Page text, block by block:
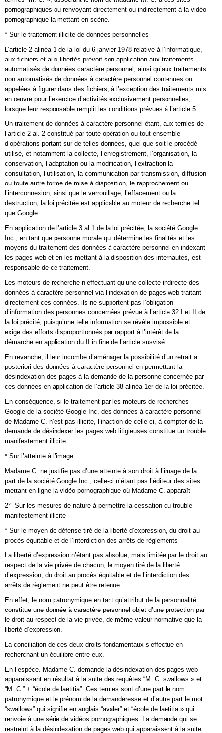
pornographiques ou renvoyant directement ou indirectement à la vidéo
pornographique la mettant en scène.
* Sur le traitement illicite de données personnelles
L’article 2 alinéa 1 de la loi du 6 janvier 1978 relative à l’informatique,
aux fichiers et aux libertés prévoit son application aux traitements
automatisés de données caractère personnel, ainsi qu’aux traitements
non automatisés de données à caractère personnel contenues ou
appelées à figurer dans des fichiers, à l’exception des traitements mis
en œuvre pour l’exercice d’activités exclusivement personnelles,
lorsque leur responsable remplit les conditions prévues à l’article 5.
Un traitement de données à caractère personnel étant, aux ternies de
l’article 2 al. 2 constitué par toute opération ou tout ensemble
d’opérations portant sur de telles données, quel que soit le procédé
utilisé, et notamment la collecte, l’enregistrement, l’organisation, la
conservation, l’adaptation ou la modification, l’extraction la
consultation, l’utilisation, la communication par transmission, diffusion
ou toute autre forme de mise à disposition, le rapprochement ou
l’interconnexion, ainsi que le verrouillage, l’effacement ou la
destruction, la loi précitée est applicable au moteur de recherche tel
que Google.
En application de l’article 3 al.1 de la loi précitée, la société Google
Inc., en tant que personne morale qui détermine les finalités et les
moyens du traitement des données à caractère personnel en indexant
les pages web et en les mettant à la disposition des internautes, est
responsable de ce traitement.
Les moteurs de recherche n’effectuant qu’une collecte indirecte des
données à caractère personnel via l’indexation de pages web traitant
directement ces données, ils ne supportent pas l’obligation
d’information des personnes concernées prévue à l’article 32 I et II de
la loi précité, puisqu’une telle information se révèle impossible et
exige des efforts disproportionnés par rapport à l’intérêt de la
démarche en application du II in fine de l’article susvisé.
En revanche, il leur incombe d’aménager la possibilité d’un retrait a
posteriori des données à caractère personnel en permettant la
désindexation des pages à la demande de la personne concernée par
ces données en application de l’article 38 alinéa 1er de la loi précitée.
En conséquence, si le traitement par les moteurs de recherches
Google de la société Google Inc. des données à caractère personnel
de Madame C. n’est pas illicite, l’inaction de celle-ci, à compter de la
demande de désindexer les pages web litigieuses constitue un trouble
manifestement illicite.
* Sur l’atteinte à l’image
Madame C. ne justifie pas d’une atteinte à son droit à l’image de la
part de la société Google Inc., celle-ci n’étant pas l’éditeur des sites
mettant en ligne la vidéo pornographique où Madame C. apparaît
2°- Sur les mesures de nature à permettre la cessation du trouble
manifestement illicite
* Sur le moyen de défense tiré de la liberté d’expression, du droit au
procès équitable et de l’interdiction des arrêts de règlements
La liberté d’expression n’étant pas absolue, mais limitée par le droit au
respect de la vie privée de chacun, le moyen tiré de la liberté
d’expression, du droit au procès équitable et de l’interdiction des
arrêts de règlement ne peut être retenue.
En effet, le nom patronymique en tant qu’attribut de la personnalité
constitue une donnée à caractère personnel objet d’une protection par
le droit au respect de la vie privée, de même valeur normative que la
liberté d’expression.
La conciliation de ces deux droits fondamentaux s’effectue en
recherchant un équilibre entre eux.
En l’espèce, Madame C. demande la désindexation des pages web
apparaissant en résultat à la suite des requêtes “M. C. swallows » et
“M. C.” + “école de laetitia”. Ces termes sont d’une part le nom
patronymique et le prénom de la demanderesse et d’autre part le mot
“swallows” qui signifie en anglais “avaler” et “école de laetitia » qui
renvoie à une série de vidéos pornographiques. La demande qui se
restreint à la désindexation de pages web qui apparaissent à la suite